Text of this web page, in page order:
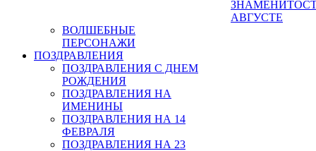
АВГУСТЕ
ВОЛШЕБНЫЕ
ПЕРСОНАЖИ
ПОЗДРАВЛЕНИЯ
ПОЗДРАВЛЕНИЯ С ДНЕМ
РОЖДЕНИЯ
ПОЗДРАВЛЕНИЯ НА
ИМЕНИНЫ
ПОЗДРАВЛЕНИЯ НА 14
ФЕВРАЛЯ
ПОЗДРАВЛЕНИЯ НА 23